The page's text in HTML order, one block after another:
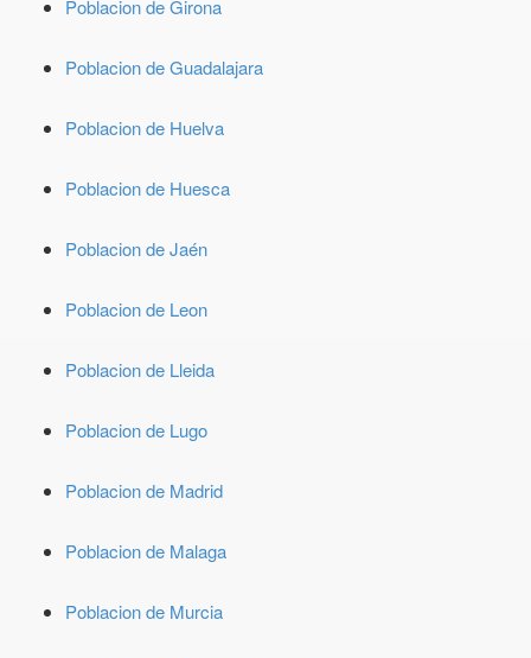
Poblacion de Girona
Poblacion de Guadalajara
Poblacion de Huelva
Poblacion de Huesca
Poblacion de Jaén
Poblacion de Leon
Poblacion de Lleida
Poblacion de Lugo
Poblacion de Madrid
Poblacion de Malaga
Poblacion de Murcia